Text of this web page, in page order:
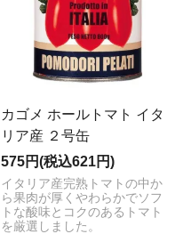
カゴメ ホールトマト イタ
リア産 ２号缶
575円(税込621円)
イタリア産完熟トマトの中か
ら果肉が厚くやわらかでソフ
トな酸味とコクのあるトマト
を厳選しました。